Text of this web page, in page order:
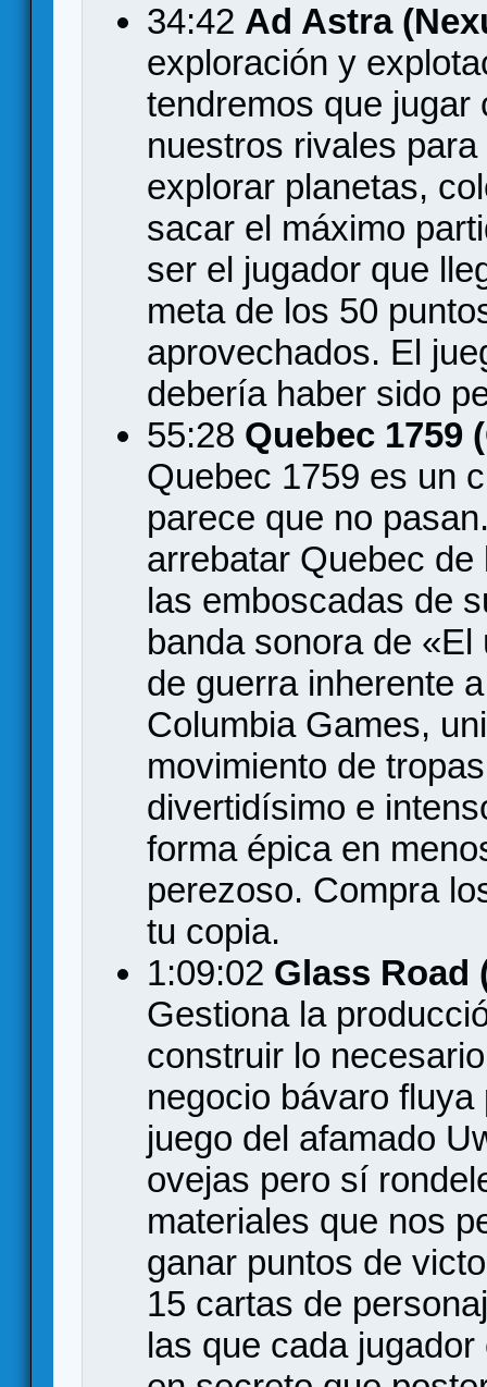
34:42 Ad Astra
exploración y
tendremos que jugar
nuestros rivales
explorar planetas,
sacar el máximo
ser el jugador que
meta de los 50
aprovechados. El
debería haber sido
55:28 Quebec 1759
Quebec 1759 es un
parece que no
arrebatar Quebec
las emboscadas de
banda sonora de
de guerra inherente
Columbia Games,
movimiento de
divertidísimo e
forma épica en
perezoso. Compra
tu copia.
1:09:02 Glass Road
Gestiona la
construir lo
negocio bávaro
juego del afamado
ovejas pero sí
materiales que nos
ganar puntos de
15 cartas de
las que cada